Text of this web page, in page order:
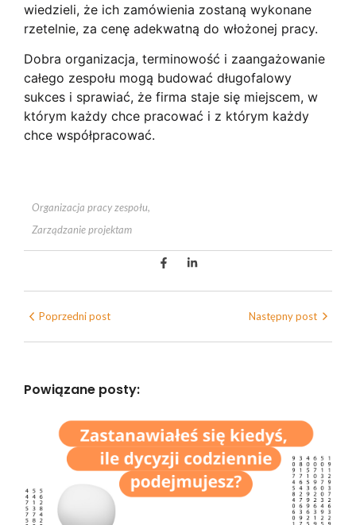
wiedzieli, że ich zamówienia zostaną wykonane
rzetelnie, za cenę adekwatną do włożonej pracy.
Dobra organizacja, terminowość i zaangażowanie
całego zespołu mogą budować długofalowy
sukces i sprawiać, że firma staje się miejscem, w
którym każdy chce pracować i z którym każdy
chce współpracować.
Organizacja pracy zespołu,
Zarządzanie projektam
Poprzedni post Następny post
Powiązane posty: